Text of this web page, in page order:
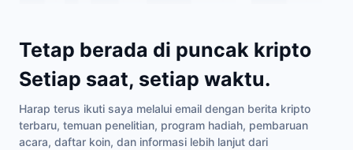
Tetap berada di puncak kripto
Setiap saat, setiap waktu.
Harap terus ikuti saya melalui email dengan berita kripto
terbaru, temuan penelitian, program hadiah, pembaruan
acara, daftar koin, dan informasi lebih lanjut dari